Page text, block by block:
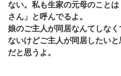
ない。私も生家の元母のこと
さん」と呼んでるよ。
娘のご主人が同居なんてしな
ないけどご主人が同居したい
だと思うよ。